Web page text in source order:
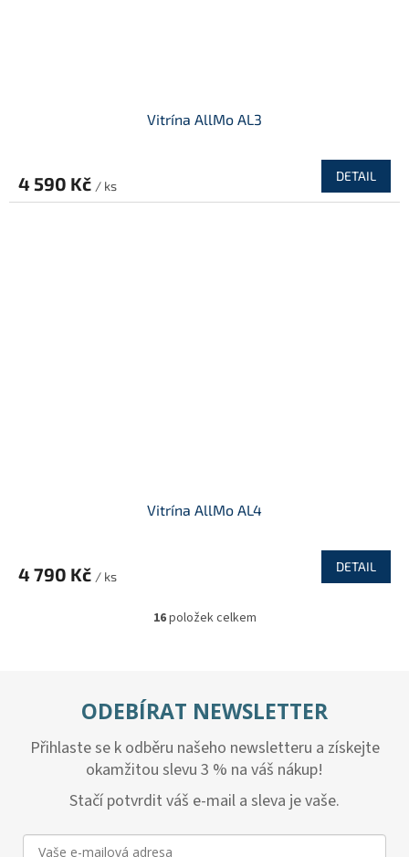
Vitrína AllMo AL3
4 590 Kč / ks
DETAIL
Vitrína AllMo AL4
4 790 Kč / ks
DETAIL
O
a
í
p
r
v
y
16položek celkem
ODEBÍRAT NEWSLETTER
Přihlaste se k odběru našeho newsletteru a získejte
okamžitou slevu 3 % na váš nákup!
Stačí potvrdit váš e-mail a sleva je vaše.